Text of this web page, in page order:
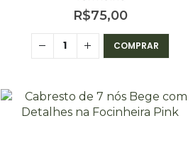
R$75,00
COMPRAR